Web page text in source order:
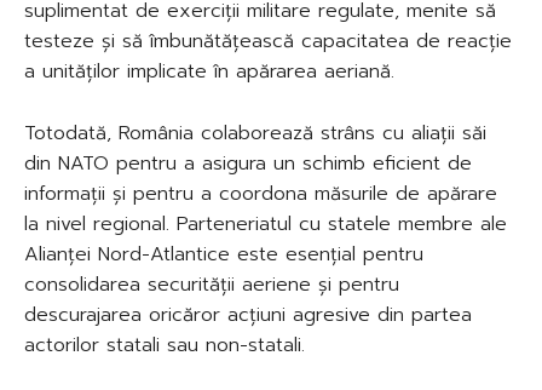
suplimentat de exerciții militare regulate, menite să
testeze și să îmbunătățească capacitatea de reacție
a unităților implicate în apărarea aeriană.
Totodată, România colaborează strâns cu aliații săi
din NATO pentru a asigura un schimb eficient de
informații și pentru a coordona măsurile de apărare
la nivel regional. Parteneriatul cu statele membre ale
Alianței Nord-Atlantice este esențial pentru
consolidarea securității aeriene și pentru
descurajarea oricăror acțiuni agresive din partea
actorilor statali sau non-statali.